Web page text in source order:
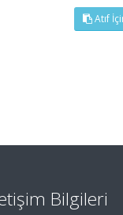
Atıf
Bilgileri